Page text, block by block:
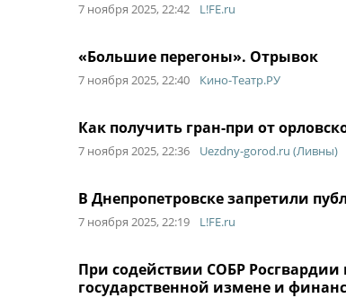
7 ноября 2025, 22:42 L!FE.ru
«Большие перегоны». Отрывок
7 ноября 2025, 22:40 Кино-Театр.РУ
Как получить гран-при от
7 ноября 2025, 22:36 Uezdny-gorod.ru (Ливны)
В Днепропетровске запретили
7 ноября 2025, 22:19 L!FE.ru
При содействии СОБР
государственной измене и